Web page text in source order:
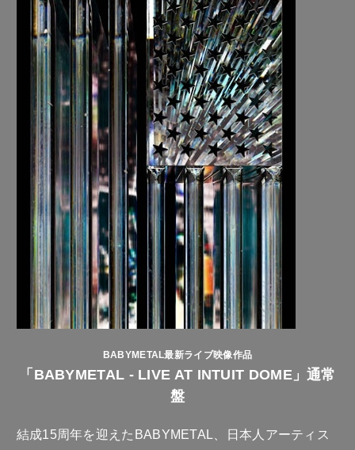
BABYMETAL最新ライブ映像作品
「BABYMETAL - LIVE AT INTUIT DOME」通常
盤
結成15周年を迎えたBABYMETAL、日本人アーティス